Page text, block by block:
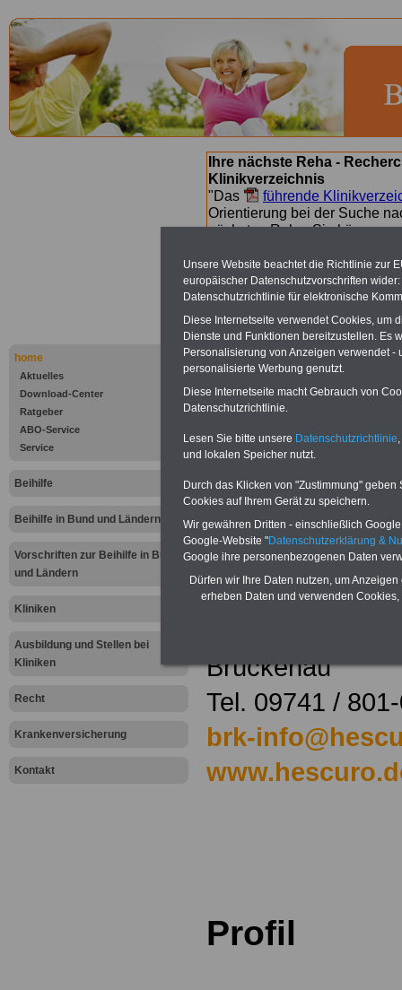
home
Aktuelles
Download-Center
Ratgeber
ABO-Service
Service
Beihilfe
Beihilfe in Bund und Ländern
Vorschriften zur Beihilfe in Bund
und Ländern
Kliniken
Ausbildung und Stellen bei
Kliniken
Recht
Krankenversicherung
Kontakt
Ihre nächste Reha -
Klinikverzeichnis
"Das
führende
Orientierung bei der Suche
nächsten Reha. Sie können
Angebote nach
Bad
HESCURO
Brückenau
HESCURO
Klinik Bad
Brückenau
Bahnhofstraße
16
Brückenau
Tel. 09741 /
brk-
Profil
Unsere Website beachtet die Richtlinie zur
europäischer Datenschutzvorschriften
Datenschutzrichtlinie für elektronische
Diese Internetseite verwendet Cookies, um
Dienste und Funktionen bereitzustellen. Es
Personalisierung von Anzeigen verwendet
personalisierte Werbung genutzt.
Diese Internetseite macht Gebrauch von
Datenschutzrichtlinie.
Lesen Sie bitte unsere Datenschutzrichtlinie
und lokalen Speicher nutzt.
Durch das Klicken von "Zustimmung"
Cookies auf Ihrem Gerät zu speichern.
Wir gewähren Dritten - einschließlich
Google-Website "Datenschutzerklärung &
Google ihre personenbezogenen Daten
Dürfen wir Ihre Daten nutzen, um
erheben Daten und verwenden